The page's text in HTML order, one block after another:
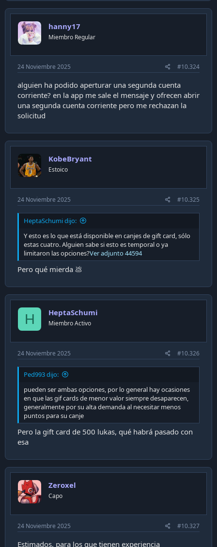
hanny17
Miembro Regular
24 Noviembre 2025 #10.324
alguien ha podido aperturar una segunda cuenta
corriente? en la app me sale el mensaje y ofrecen abrir
una segunda cuenta corriente pero me rechazan la
solicitud
KobeBryant
Estoico
24 Noviembre 2025 #10.325
HeptaSchumi dijo:
Y esto es lo que está disponible en canjes de gift card, sólo
estas cuatro. Alguien sabe si esto es temporal o ya
limitaron las opciones?Ver adjunto 44594
Pero qué mierda 💩
H HeptaSchumi
Miembro Activo
24 Noviembre 2025 #10.326
Ped993 dijo:
pueden ser ambas opciones, por lo general hay ocasiones
en que las gif cards de menor valor siempre desaparecen,
generalmente por su alta demanda al necesitar menos
puntos para su canje
Pero la gift card de 500 lukas, qué habrá pasado con
esa
Zeroxel
Capo
24 Noviembre 2025 #10.327
Estimados, para los que tienen experiencia